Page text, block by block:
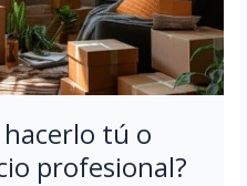
tú o
profesional?